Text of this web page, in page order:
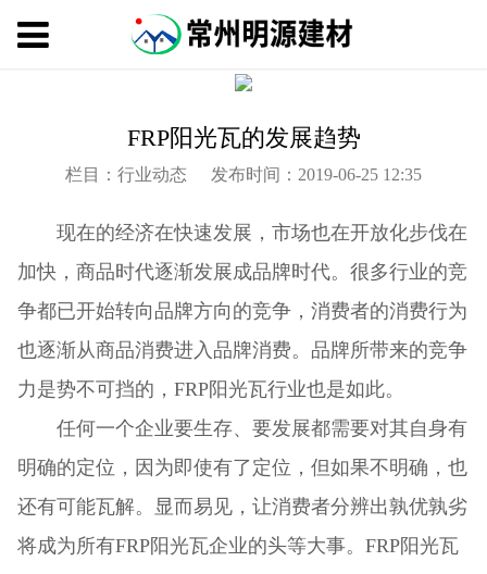
FRP阳光瓦的发展趋势
栏目：行业动态 发布时间：2019-06-25 12:35
现在的经济在快速发展，市场也在开放化步伐在
加快，商品时代逐渐发展成品牌时代。很多行业的竞
争都已开始转向品牌方向的竞争，消费者的消费行为
也逐渐从商品消费进入品牌消费。品牌所带来的竞争
力是势不可挡的，FRP阳光瓦行业也是如此。
任何一个企业要生存、要发展都需要对其自身有
明确的定位，因为即使有了定位，但如果不明确，也
还有可能瓦解。显而易见，让消费者分辨出孰优孰劣
将成为所有FRP阳光瓦企业的头等大事。FRP阳光瓦